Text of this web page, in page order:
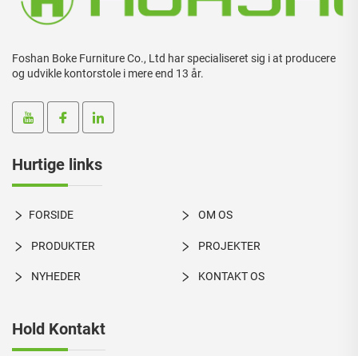
Foshan Boke Furniture Co., Ltd har specialiseret sig i at producere
og udvikle kontorstole i mere end 13 år.
Hurtige links
FORSIDE OM OS
PRODUKTER PROJEKTER
NYHEDER KONTAKT OS
Hold Kontakt